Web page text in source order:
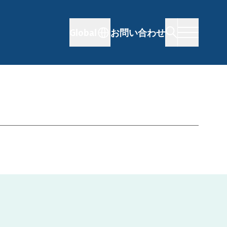
お問い合わせ